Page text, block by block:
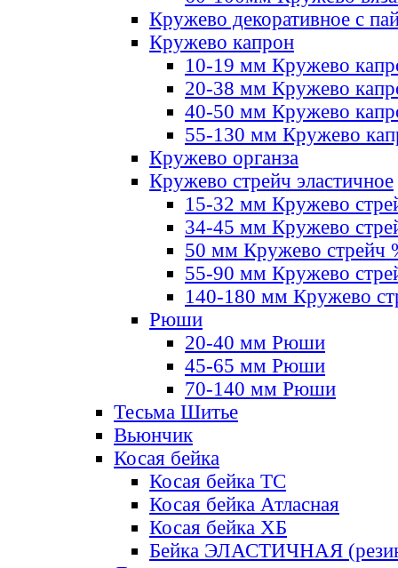
Кружево декоративное с
Кружево капрон
10-19 мм Кружево
20-38 мм Кружево
40-50 мм Кружево
55-130 мм Кружево
Кружево органза
Кружево стрейч эластичное
15-32 мм Кружево
34-45 мм Кружево
50 мм Кружево стрейч
55-90 мм Кружево
140-180 мм Кружево
Рюши
20-40 мм Рюши
45-65 мм Рюши
70-140 мм Рюши
Тесьма Шитье
Вьюнчик
Косая бейка
Косая бейка ТС
Косая бейка Атласная
Косая бейка ХБ
Бейка ЭЛАСТИЧНАЯ